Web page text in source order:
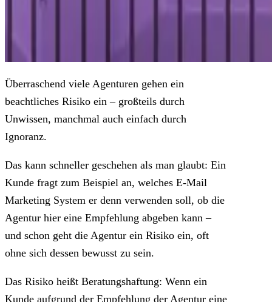
Überraschend viele Agenturen gehen ein
beachtliches Risiko ein – großteils durch
Unwissen, manchmal auch einfach durch
Ignoranz.
Das kann schneller geschehen als man glaubt: Ein
Kunde fragt zum Beispiel an, welches E-Mail
Marketing System er denn verwenden soll, ob die
Agentur hier eine Empfehlung abgeben kann –
und schon geht die Agentur ein Risiko ein, oft
ohne sich dessen bewusst zu sein.
Das Risiko heißt Beratungshaftung: Wenn ein
Kunde aufgrund der Empfehlung der Agentur eine